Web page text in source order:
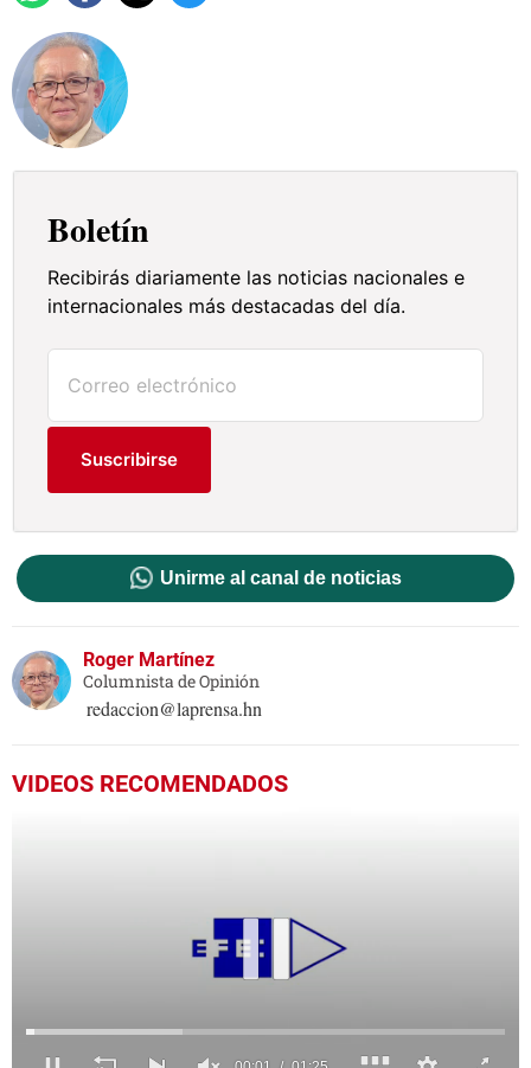
Boletín
Recibirás diariamente las noticias nacionales e
internacionales más destacadas del día.
Suscribirse
Unirme al canal de noticias
Roger Martínez
Columnista de Opinión
redaccion@laprensa.hn
VIDEOS RECOMENDADOS